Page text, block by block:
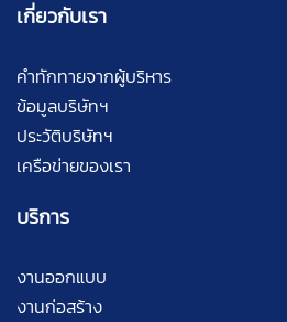
เกี่ยวกับเรา
คำทักทายจากผู้บริหาร
ข้อมูลบริษัทฯ
ประวัติบริษัทฯ
เครือข่ายของเรา
บริการ
งานออกแบบ
งานก่อสร้าง